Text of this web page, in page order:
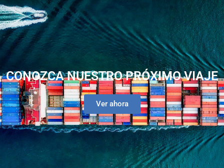
CONOZCA NUESTRO PRÓXIMO VIAJE
Ver ahora